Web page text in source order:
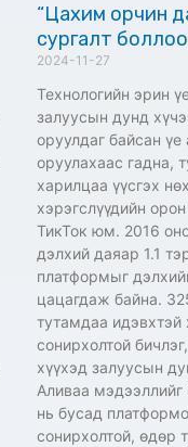
“Цахим орчин
сургалт боллоо
2024-11-27
Технологийн эрин
залуусын дунд
оруулдаг байсан
оруулахаас гадна,
харилцаа үүсгэх
хэрэгслүүдийн
ТикТок юм. 2016
дэлхий даяар 1.1
платформыг
цацагдаж байна.
тутамдаа
сонирхолтой
хүүхэд залуусын
Аливаа мэдээллийг
нь бусад
сонирхолтой, өдөр